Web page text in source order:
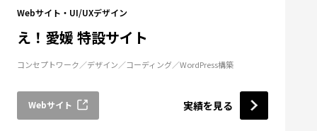
Webサイト・UI/UXデザイン
え！愛媛 特設サイト
コンセプトワーク デザイン コーディング WordPress構築
Webサイト 実績を見る